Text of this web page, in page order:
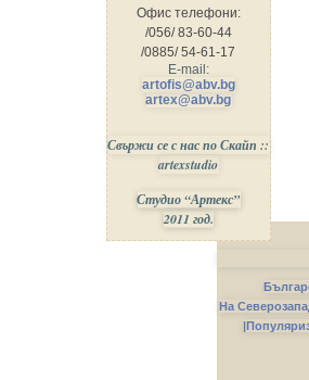
Офис телефони:
/056/ 83-60-44
/0885/ 54-61-17
E-mail:
artofis@abv.bg
artex@abv.bg
Свържи се с нас по Скайп ::
artexstudio
Студио “Артекс”
2011 год.
На